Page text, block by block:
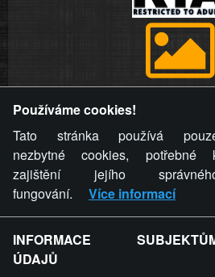
videa a komentáře. Osoba, které se
stránky týče, ani osoba, která
stránku, nemůže z důvodu
komentáře pro výše uvedenou
provozovateli stránky žádný nárok
nemajetkové
ZVRÁCENÝ.CZ - Svět není
Používáme cookies!
Tato stránka používá
nezbytné cookies, potřebné
zajištění jejího
fungování.
Více informací
INFORMACE
ÚDAJŮ